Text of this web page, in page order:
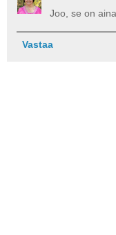
Joo, se on
Vastaa